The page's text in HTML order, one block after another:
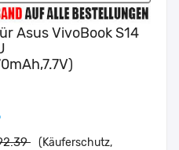
Asus VivoBook S14
(Käuferschutz,